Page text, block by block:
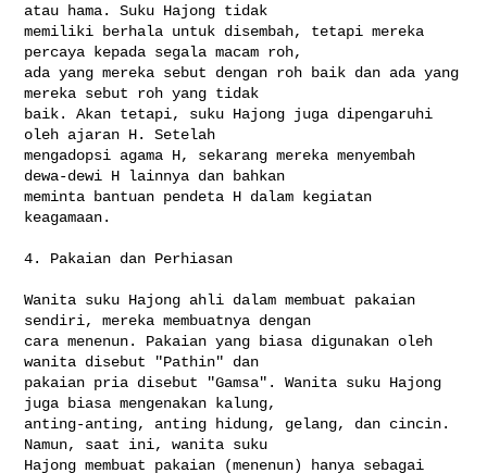
atau hama. Suku Hajong tidak
memiliki berhala untuk disembah, tetapi mereka
percaya kepada segala macam roh,
ada yang mereka sebut dengan roh baik dan ada yang
mereka sebut roh yang tidak
baik. Akan tetapi, suku Hajong juga dipengaruhi
oleh ajaran H. Setelah
mengadopsi agama H, sekarang mereka menyembah
dewa-dewi H lainnya dan bahkan
meminta bantuan pendeta H dalam kegiatan
keagamaan.
4. Pakaian dan Perhiasan
Wanita suku Hajong ahli dalam membuat pakaian
sendiri, mereka membuatnya dengan
cara menenun. Pakaian yang biasa digunakan oleh
wanita disebut "Pathin" dan
pakaian pria disebut "Gamsa". Wanita suku Hajong
juga biasa mengenakan kalung,
anting-anting, anting hidung, gelang, dan cincin.
Namun, saat ini, wanita suku
Hajong membuat pakaian (menenun) hanya sebagai